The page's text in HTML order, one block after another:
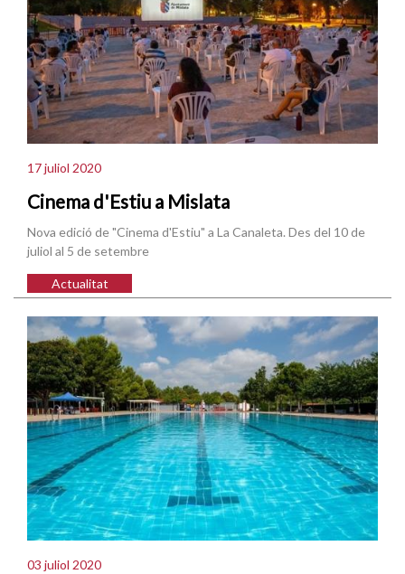
17 juliol 2020
Cinema d'Estiu a Mislata
Nova edició de "Cinema d'Estiu" a La Canaleta. Des del 10 de
juliol al 5 de setembre
Actualitat
03 juliol 2020